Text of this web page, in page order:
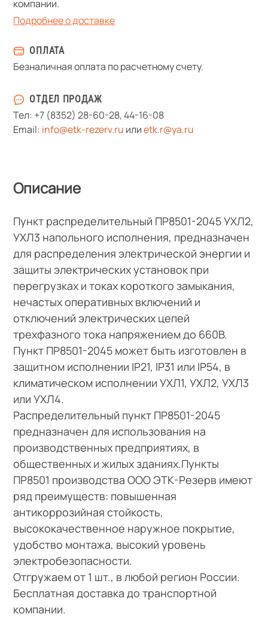
компании.
Подробнее о доставке
ОПЛАТА
Безналичная оплата по расчетному счету.
ОТДЕЛ ПРОДАЖ
Тел: +7 (8352) 28-60-28,44-16-08
Email: info@etk-rezerv.ru илиetk.r@ya.ru
Описание
Пункт распределительный ПР8501-2045 УХЛ2,
УХЛ3 напольного исполнения, предназначен
для распределения электрической энергии и
защиты электрических установок при
перегрузках и токах короткого замыкания,
нечастых оперативных включений и
отключений электрических цепей
трехфазного тока напряжением до 660В.
Пункт ПР8501-2045 может быть изготовлен в
защитном исполнении IP21, IP31 или IP54, в
климатическом исполнении УХЛ1, УХЛ2, УХЛ3
или УХЛ4.
Распределительный пункт ПР8501-2045
предназначен для использования на
производственных предприятиях, в
общественных и жилых зданиях.Пункты
ПР8501 производства ООО ЭТК-Резерв имеют
ряд преимуществ: повышенная
антикоррозийная стойкость,
высококачественное наружное покрытие,
удобство монтажа, высокий уровень
электробезопасности.
Отгружаем от 1 шт., в любой регион России.
Бесплатная доставка до транспортной
компании.